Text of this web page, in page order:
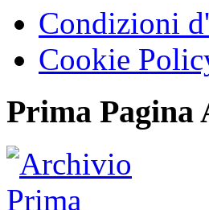
Condizioni
Cookie
Prima Pagina